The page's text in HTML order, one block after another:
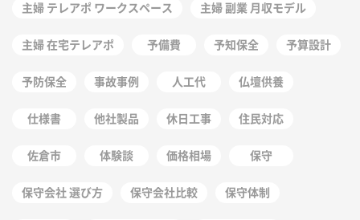
主婦 テレアポ ワークスペース 主婦 副業 月収モデル
主婦 在宅テレアポ 予備費 予知保全 予算設計
予防保全 事故事例 人工代 仏壇供養
仕様書 他社製品 休日工事 住民対応
佐倉市 体験談 価格相場 保守
保守会社 選び方 保守会社比較 保守体制